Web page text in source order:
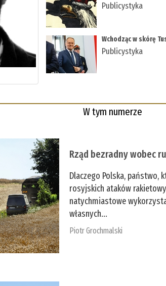
Publicystyka
Wchodząc w skórę
Publicystyka
W tym numerze
Rząd bezradny wobec
Dlaczego Polska,
rosyjskich ataków
natychmiastowe
własnych...
Piotr Grochmalski